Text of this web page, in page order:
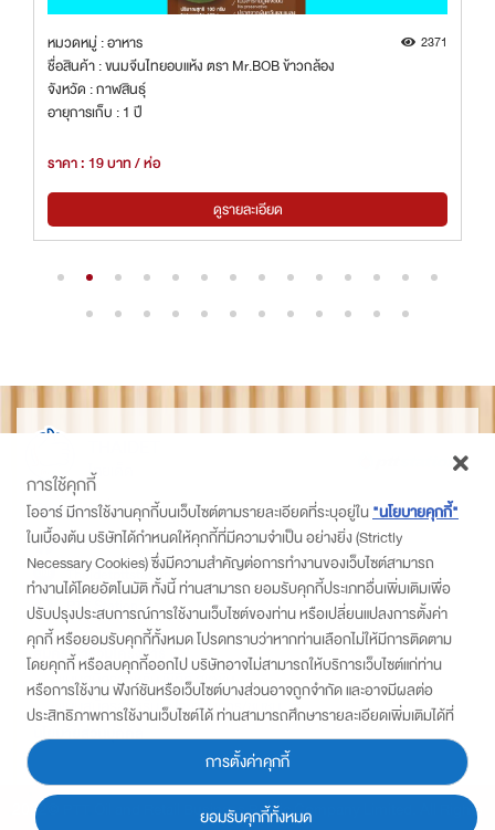
หมวดหมู่ : อาหาร 2371
ชื่อสินค้า : ขนมจีนไทยอบแห้ง ตรา Mr.BOB ข้าวกล้อง
จังหวัด : กาฬสินธุ์
อายุการเก็บ : 1 ปี
ราคา : 19 บาท / ห่อ
ดูรายละเอียด
ไทยเด็ด
ติดตามเราที่
PTT Station
Thaidetpttstation
PTT Station
สมัครเข้าร่วมโครงการ
• แบบสมัครสำหรับ พีทีที สเตชั่น
• แบบสมัครสำหรับผู้ประกอบการ/ชุมชน
นโยบายส่วนบุคคล
2022© PTT Oil and Retail Business Public Company Limited. All Rights
การใช้คุกกี้
โออาร์ มีการใช้งานคุกกี้บนเว็บไซต์ตามรายละเอียดที่ระบุอยู่ใน"นโยบายคุกกี้"
ในเบื้องต้น บริษัทได้กำหนดให้คุกกี้ที่มีความจำเป็น อย่างยิ่ง (Strictly
Necessary Cookies) ซึ่งมีความสำคัญต่อการทำงานของเว็บไซต์สามารถ
ทำงานได้โดยอัตโนมัติ ทั้งนี้ ท่านสามารถ ยอมรับคุกกี้ประเภทอื่นเพิ่มเติมเพื่อ
ปรับปรุงประสบการณ์การใช้งานเว็บไซต์ของท่าน หรือเปลี่ยนแปลงการตั้งค่า
คุกกี้ หรือยอมรับคุกกี้ทั้งหมด โปรดทราบว่าหากท่านเลือกไม่ให้มีการติดตาม
โดยคุกกี้ หรือลบคุกกี้ออกไป บริษัทอาจไม่สามารถให้บริการเว็บไซต์แก่ท่าน
หรือการใช้งาน ฟังก์ชันหรือเว็บไซต์บางส่วนอาจถูกจำกัด และอาจมีผลต่อ
ประสิทธิภาพการใช้งานเว็บไซต์ได้ ท่านสามารถศึกษารายละเอียดเพิ่มเติมได้ที่
“ประกาศความเป็นส่วนตัว”
การตั้งค่าคุกกี้
ยอมรับคุกกี้ทั้งหมด